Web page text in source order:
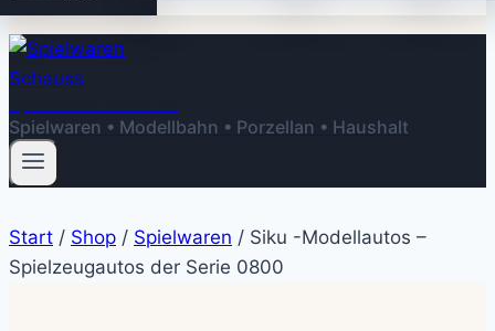
Spielwaren • Modellbahn • Porzellan • Haushalt
Start / Shop / Spielwaren / Siku -Modellautos –
Spielzeugautos der Serie 0800